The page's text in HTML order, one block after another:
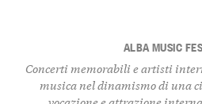
ALBA MUSIC
Concerti memorabili e artisti
musica nel dinamismo di una